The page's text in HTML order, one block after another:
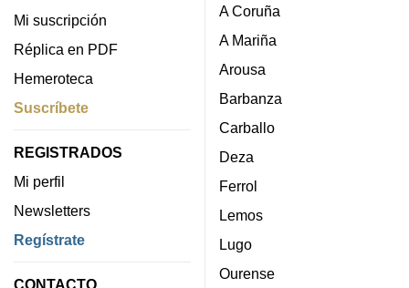
Mi suscripción
Réplica en PDF
Hemeroteca
Suscríbete
REGISTRADOS
Mi perfil
Newsletters
Regístrate
CONTACTO
A Coruña
A Mariña
Arousa
Barbanza
Carballo
Deza
Ferrol
Lemos
Lugo
Ourense